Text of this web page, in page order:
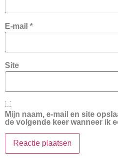
E-mail *
Site
Mijn naam, e-mail en site
de volgende keer wanneer ik